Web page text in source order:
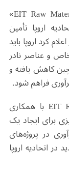
برند شفر، کارشناس ارشد مؤسسه «EIT Raw Materials»
اروپا تأمین
کرد اروپا باید
و عناصر نادر
کاهش یافته و
فراهم شود.
به گزارش رویترز، مؤسسه EIT Raw Materials با همکاری
برای ایجاد یک
در پروژه‌های
اتحادیه اروپا